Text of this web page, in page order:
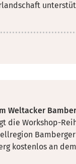
Weltacker
die Workshop-
kostenlos an